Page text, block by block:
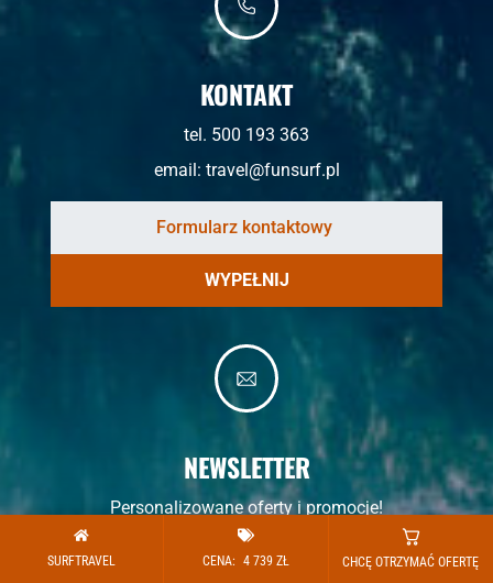
SURFTRAVEL CENA: 4 739 ZŁ CHCĘ OTRZYMAĆ OFERTĘ
KONTAKT
tel. 500 193 363
email: travel@funsurf.pl
WYPEŁNIJ
NEWSLETTER
Personalizowane oferty i promocje!